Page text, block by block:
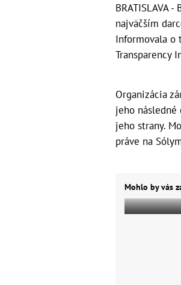
BRATISLAVA
najväčším
Informovala o
Transparency
Organizácia
jeho
jeho strany.
práve na
Mohlo by vás